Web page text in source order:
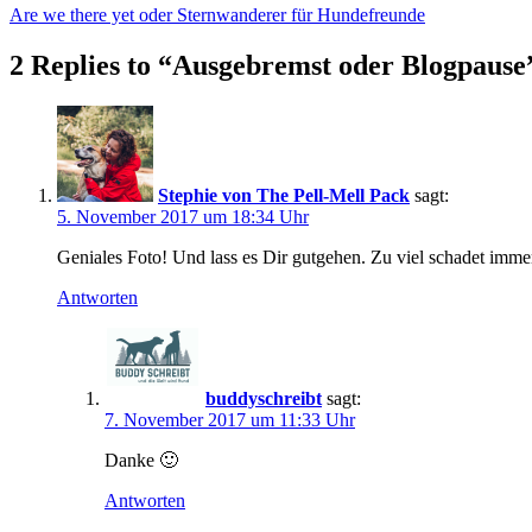
Are we there yet oder Sternwanderer für Hundefreunde
2 Replies to “Ausgebremst oder
Stephie von The Pell-Mell Pack sagt:
5. November 2017 um 18:34 Uhr
Geniales Foto! Und lass es Dir gutgehen. Zu viel schadet
Antworten
buddyschreibt sagt:
7. November 2017 um 11:33 Uhr
Danke 🙂
Antworten